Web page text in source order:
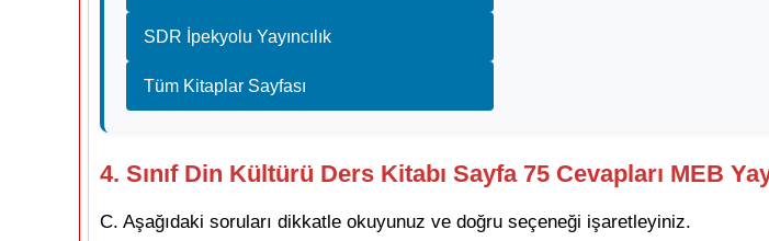
SDR İpekyolu Yayıncılık
Tüm Kitaplar Sayfası
4. Sınıf Din Kültürü Ders Kitabı Sayfa 75 Cevapları MEB
C. Aşağıdaki soruları dikkatle okuyunuz ve doğru seçeneği işaretleyiniz.